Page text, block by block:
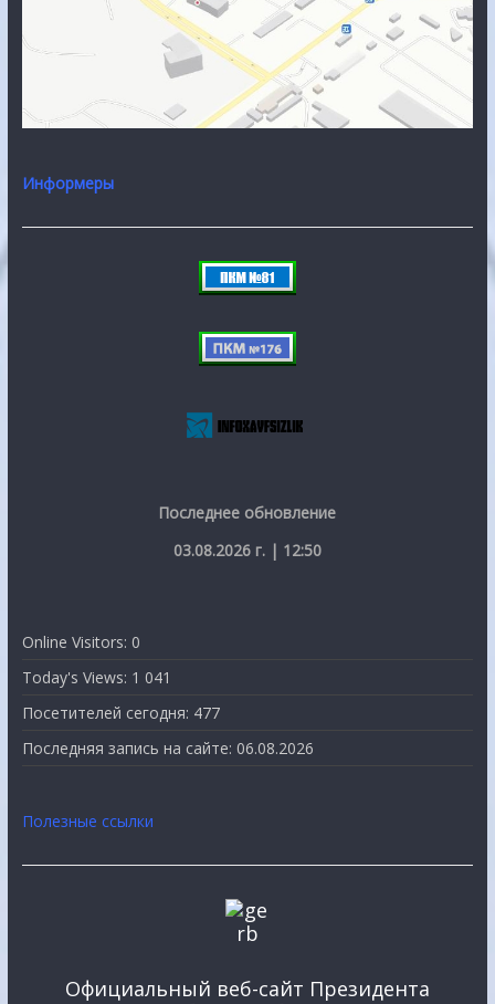
Информеры
Последнее обновление
03.08.2026 г. | 12:50
Online Visitors: 0
Today's Views: 1 041
Посетителей сегодня: 477
Последняя запись на сайте: 06.08.2026
Полезные ссылки
Официальный веб-сайт Президента